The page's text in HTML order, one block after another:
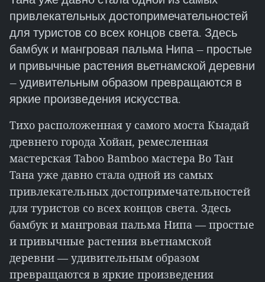
привлекательных достопримечательностей
для туристов со всех концов света. Здесь
бамбук и мангровая пальма Нипа — простые
и привычные растения вьетнамской деревни
— удивительным образом превращаются в
яркие произведения искусства.
Тихо расположенная у самого моста Кыадай
древнего города Хойан, ремесленная
мастерская Taboo Bamboo мастера Во Тан
Тана уже давно стала одной из самых
привлекательных достопримечательностей
для туристов со всех концов света. Здесь
бамбук и мангровая пальма Нипа — простые
и привычные растения вьетнамской
деревни — удивительным образом
превращаются в яркие произведения